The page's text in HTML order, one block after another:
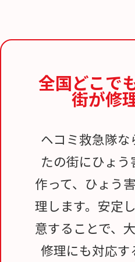
全国どこでも
街が修
ヘコミ救急隊
たの街にひょ
作って、ひょう
理します。安定
意することで、
修理にも対応